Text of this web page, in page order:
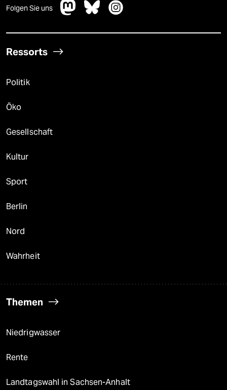
Folgen Sie uns
Ressorts
Politik
Öko
Gesellschaft
Kultur
Sport
Berlin
Nord
Wahrheit
Themen
Niedrigwasser
Rente
Landtagswahl in Sachsen-Anhalt